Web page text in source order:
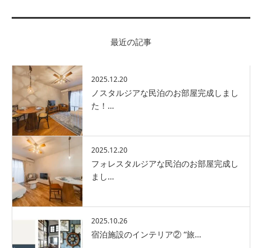
最近の記事
2025.12.20
ノスタルジアな民泊のお部屋完成しまし
た！…
2025.12.20
フォレスタルジアな民泊のお部屋完成し
まし…
2025.10.26
宿泊施設のインテリア② “旅…